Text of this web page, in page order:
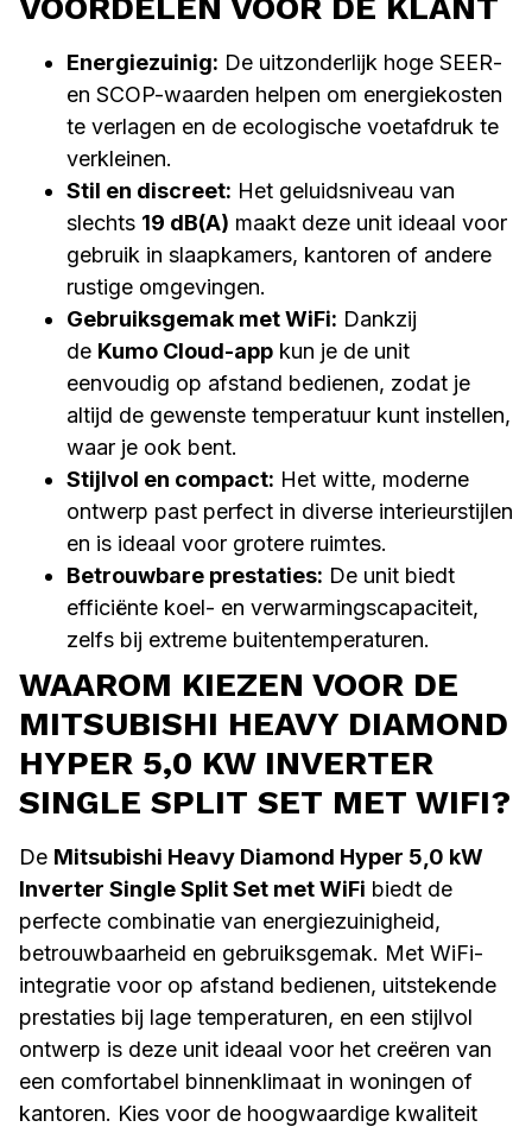
Energiezuinig: De uitzonderlijk hoge SEER-
en SCOP-waarden helpen om energiekosten
te verlagen en de ecologische voetafdruk te
verkleinen.
Stil en discreet: Het geluidsniveau van
slechts 19 dB(A) maakt deze unit ideaal voor
gebruik in slaapkamers, kantoren of andere
rustige omgevingen.
Gebruiksgemak met WiFi: Dankzij
de Kumo Cloud-app kun je de unit
eenvoudig op afstand bedienen, zodat je
altijd de gewenste temperatuur kunt instellen,
waar je ook bent.
Stijlvol en compact: Het witte, moderne
ontwerp past perfect in diverse interieurstijlen
en is ideaal voor grotere ruimtes.
Betrouwbare prestaties: De unit biedt
efficiënte koel- en verwarmingscapaciteit,
zelfs bij extreme buitentemperaturen.
WAAROM KIEZEN VOOR DE
MITSUBISHI HEAVY DIAMOND
HYPER 5,0 KW INVERTER
SINGLE SPLIT SET MET WIFI?
De Mitsubishi Heavy Diamond Hyper 5,0 kW
Inverter Single Split Set met WiFi biedt de
perfecte combinatie van energiezuinigheid,
betrouwbaarheid en gebruiksgemak. Met WiFi-
integratie voor op afstand bedienen, uitstekende
prestaties bij lage temperaturen, en een stijlvol
ontwerp is deze unit ideaal voor het creëren van
een comfortabel binnenklimaat in woningen of
kantoren. Kies voor de hoogwaardige kwaliteit